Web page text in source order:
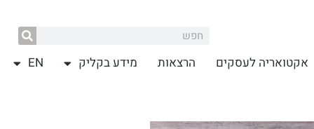
אקטואריה לעסקים הרצאות מידע בקליק EN